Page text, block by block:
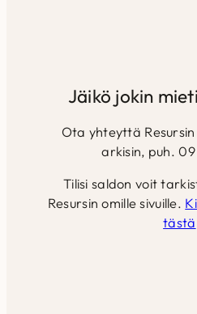
Jäikö jokin
Ota yhteyttä
arkisin, puh.
Tilisi saldon voit
Resursin omille sivuille.
tästä